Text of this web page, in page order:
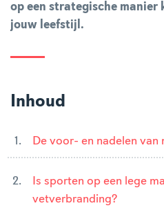
op een strategische manier
jouw leefstijl.
Inhoud
De voor- en nadelen van
Is sporten op een lege
vetverbranding?